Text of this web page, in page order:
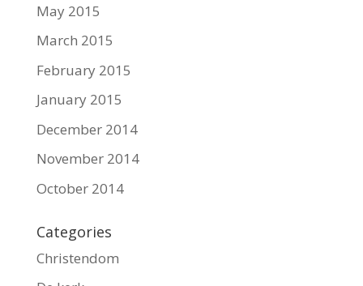
May 2015
March 2015
February 2015
January 2015
December 2014
November 2014
October 2014
Categories
Christendom